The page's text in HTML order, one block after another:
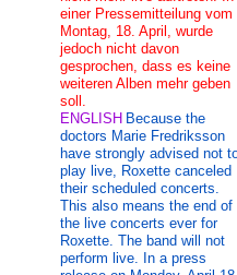
einer Pressemitteilung vom
Montag, 18. April, wurde
jedoch nicht davon
gesprochen, dass es keine
weiteren Alben mehr geben
soll.
ENGLISH Because the
doctors Marie Fredriksson
have strongly advised not
play live, Roxette canceled
their scheduled concerts.
This also means the end of
the live concerts ever for
Roxette. The band will not
perform live. In a press